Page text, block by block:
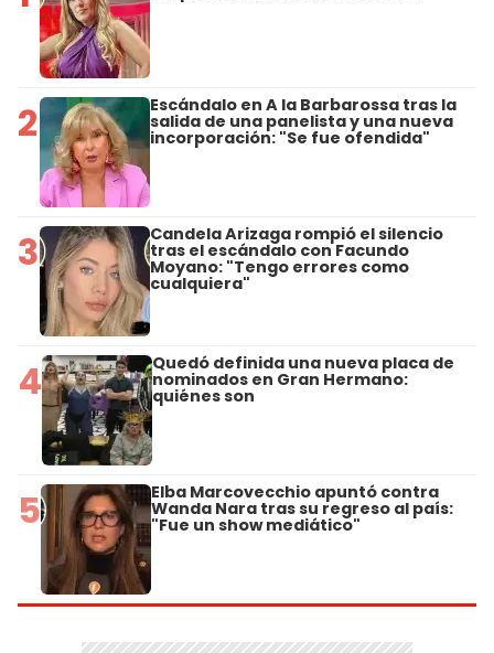
2 Escándalo en A la Barbarossa tras la
salida de una panelista y una nueva
incorporación: "Se fue ofendida"
3 Candela Arizaga rompió el silencio
tras el escándalo con Facundo
Moyano: "Tengo errores como
cualquiera"
4 Quedó definida una nueva placa de
nominados en Gran Hermano:
quiénes son
5 Elba Marcovecchio apuntó contra
Wanda Nara tras su regreso al país:
"Fue un show mediático"